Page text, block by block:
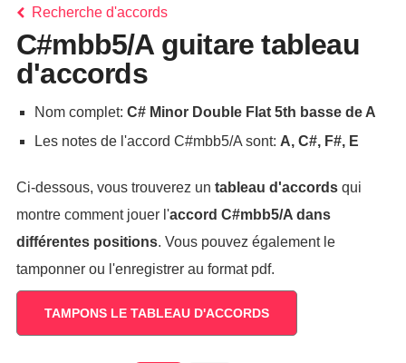
Recherche d'accords
C#mbb5/A guitare tableau
d'accords
Nom complet: C# Minor Double Flat 5th basse de A
Les notes de l'accord C#mbb5/A sont: A, C#, F#, E
Ci-dessous, vous trouverez un tableau d'accordsqui
montre comment jouer l'accord C#mbb5/Adans
différentes positions. Vous pouvez également le
tamponner ou l'enregistrer au format pdf.
TAMPONS LE TABLEAU D'ACCORDS